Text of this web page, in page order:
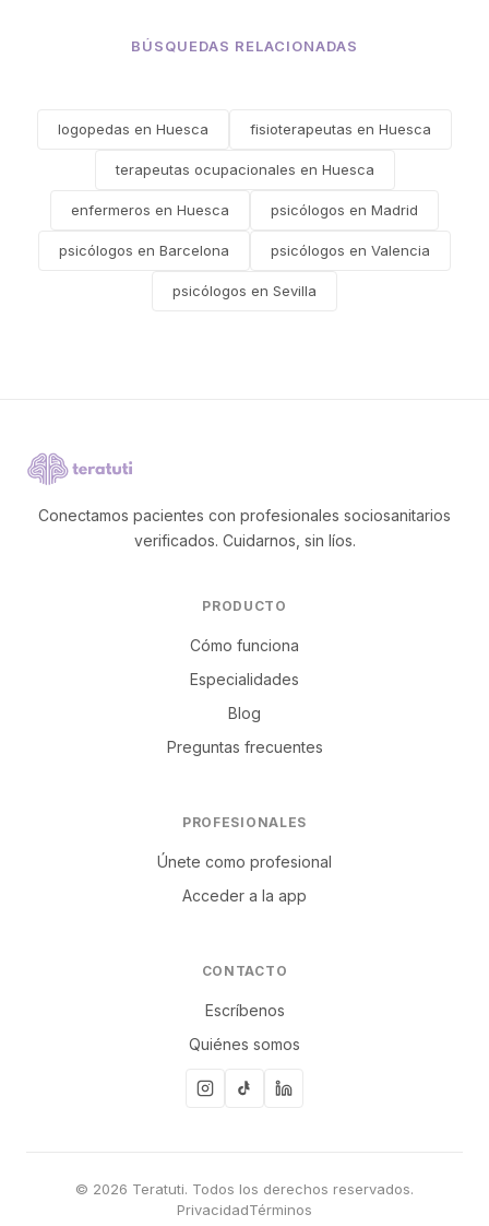
BÚSQUEDAS RELACIONADAS
logopedas en Huesca fisioterapeutas en Huesca
terapeutas ocupacionales en Huesca
enfermeros en Huesca psicólogos en Madrid
psicólogos en Barcelona psicólogos en Valencia
psicólogos en Sevilla
Conectamos pacientes con profesionales sociosanitarios
verificados. Cuidarnos, sin líos.
PRODUCTO
Cómo funciona
Especialidades
Blog
Preguntas frecuentes
PROFESIONALES
Únete como profesional
Acceder a la app
CONTACTO
Escríbenos
Quiénes somos
© 2026 Teratuti. Todos los derechos reservados.
PrivacidadTérminos